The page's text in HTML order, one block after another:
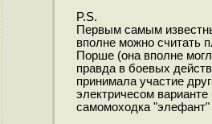
P.S.
Первым самым
вполне можно считать
Порше (она вполне
правда в боевых
принимала участие
электричесом
самомоходка "элефант"